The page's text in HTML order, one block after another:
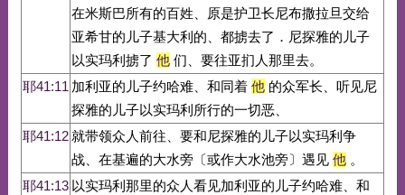
在米斯巴所有的百姓、原是护卫长尼布撒拉旦交给
亚希甘的儿子基大利的、都掳去了．尼探雅的儿子
以实玛利掳了 他们、要往亚扪人那里去。
耶41:11 加利亚的儿子约哈难、和同着 他的众军长、听见尼
探雅的儿子以实玛利所行的一切恶、
耶41:12就带领众人前往、要和尼探雅的儿子以实玛利争
战、在基遍的大水旁〔或作大水池旁〕遇见 他。
耶41:13 以实玛利那里的众人看见加利亚的儿子约哈难、和